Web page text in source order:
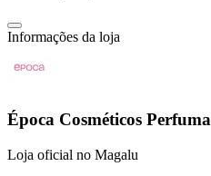
Informações da loja
Época Cosméticos
Loja oficial no Magalu